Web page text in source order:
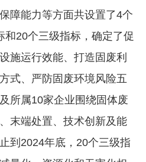
障能力等方面共设置了4个
和20个三级指标，确定了促
施运行效能、打造固废利
式、严防固废环境风险五
所属10家企业围绕固体废
末端处置、技术创新及能
到2024年底，20个三级指